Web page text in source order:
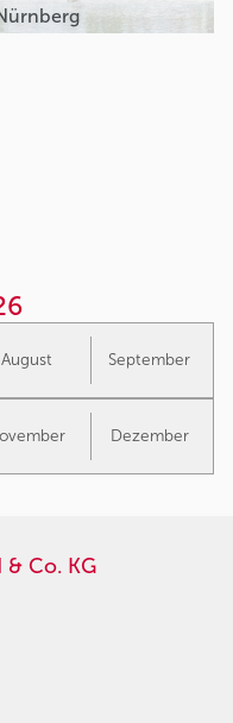
August September
Dezember
Co. KG